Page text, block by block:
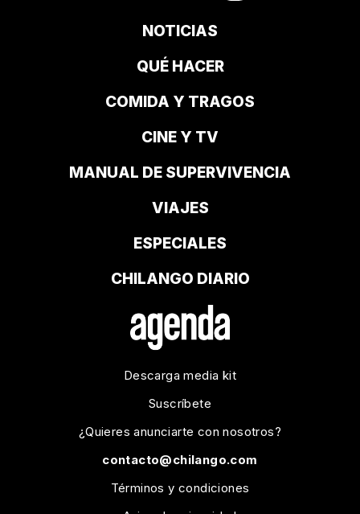
NOTICIAS
QUÉ HACER
COMIDA Y TRAGOS
CINE Y TV
MANUAL DE SUPERVIVENCIA
VIAJES
ESPECIALES
CHILANGO DIARIO
Descarga media kit
Suscríbete
¿Quieres anunciarte con nosotros?
contacto@chilango.com
Términos y condiciones